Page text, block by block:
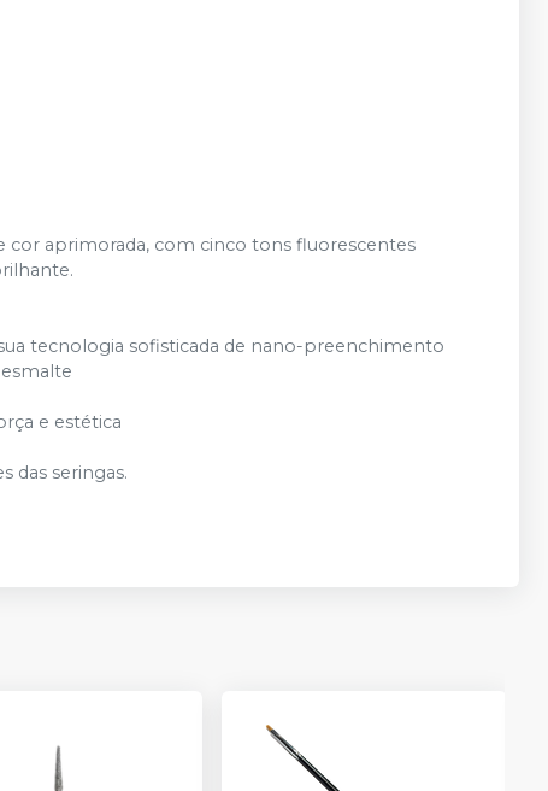
cor aprimorada, com cinco tons fluorescentes
tecnologia sofisticada de nano-preenchimento
e estética
das seringas.